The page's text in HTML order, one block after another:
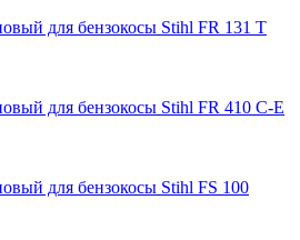
для бензокосы Stihl FR 131 T
для бензокосы Stihl FR 410 C-E
для бензокосы Stihl FS 100